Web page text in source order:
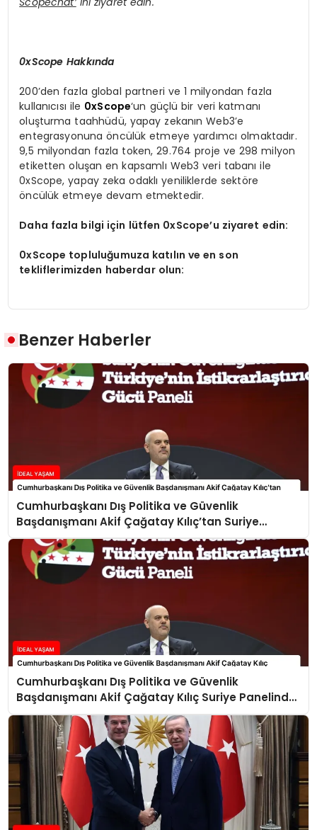
0xScope Hakkında
200’den fazla global partneri ve 1 milyondan fazla
kullanıcısı ile 0xScope‘un güçlü bir veri katmanı
oluşturma taahhüdü, yapay zekanın Web3’e
entegrasyonuna öncülük etmeye yardımcı olmaktadır.
9,5 milyondan fazla token, 29.764 proje ve 298 milyon
etiketten oluşan en kapsamlı Web3 veri tabanı ile
0xScope, yapay zeka odaklı yeniliklerde sektöre
öncülük etmeye devam etmektedir.
Daha fazla bilgi için lütfen 0xScope’u ziyaret edin:
0xScope topluluğumuza katılın ve en son
tekliflerimizden haberdar olun:
Benzer Haberler
Cumhurbaşkanı Dış Politika ve Güvenlik
Başdanışmanı Akif Çağatay Kılıç’tan Suriye
Panelinde Önemli Açıklamalar
Cumhurbaşkanı Dış Politika ve Güvenlik
Başdanışmanı Akif Çağatay Kılıç Suriye Panelinde
Konuştu